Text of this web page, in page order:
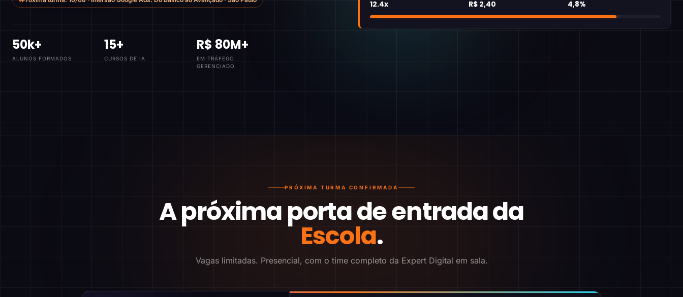
50k+
ALUNOS FORMADOS
15+
CURSOS DE IA
R$ 80M+
EM TRÁFEGO
GERENCIADO
12.4x R$ 2,40 4,8%
PRÓXIMA TURMA CONFIRMADA
A próxima porta de entrada da
Escola.
Vagas limitadas. Presencial, com o time completo da Expert Digital em sala.